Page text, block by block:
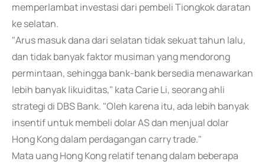
memperlambat investasi dari pembeli Tiongkok daratan
ke selatan.
"Arus masuk dana dari selatan tidak sekuat tahun lalu,
dan tidak banyak faktor musiman yang mendorong
permintaan, sehingga bank-bank bersedia menawarkan
lebih banyak likuiditas," kata Carie Li, seorang ahli
strategi di DBS Bank. "Oleh karena itu, ada lebih banyak
insentif untuk membeli dolar AS dan menjual dolar
Hong Kong dalam perdagangan carry trade."
Mata uang Hong Kong relatif tenang dalam beberapa